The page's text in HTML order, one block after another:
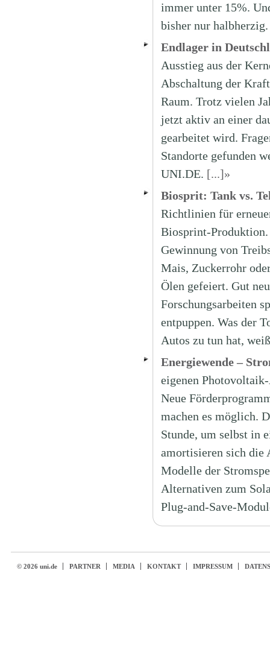
immer unter 15%.
bisher nur
Endlager in
Ausstieg aus der
Abschaltung der
Raum. Trotz vielen
jetzt aktiv an einer
gearbeitet wird.
Standorte gefunden
UNI.DE. [...]»
Biosprit: Tank vs.
Richtlinien für
Biosprint-
Gewinnung von
Mais, Zuckerrohr
Ölen gefeiert. Gut
Forschungsarbeiten
entpuppen. Was der
Autos zu tun hat,
Energiewende –
eigenen
Neue
machen es möglich.
Stunde, um selbst in
amortisieren sich die
Modelle der
Alternativen zum
Plug-and-Save-
© 2026 uni.de PARTNER MEDIA KONTAKT IMPRESSUM